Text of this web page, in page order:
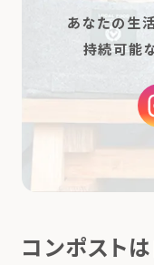
あなたの生
持続可能
コンポスト